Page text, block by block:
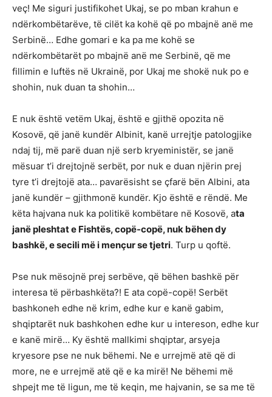
veç! Me siguri justifikohet Ukaj, se po mban krahun e
ndërkombëtarëve, të cilët ka kohë që po mbajnë anë me
Serbinë… Edhe gomari e ka pa me kohë se
ndërkombëtarët po mbajnë anë me Serbinë, që me
fillimin e luftës në Ukrainë, por Ukaj me shokë nuk po e
shohin, nuk duan ta shohin…
E nuk është vetëm Ukaj, është e gjithë opozita në
Kosovë, që janë kundër Albinit, kanë urrejtje patologjike
ndaj tij, më parë duan një serb kryeministër, se janë
mësuar t’i drejtojnë serbët, por nuk e duan njërin prej
tyre t’i drejtojë ata… pavarësisht se çfarë bën Albini, ata
janë kundër – gjithmonë kundër. Kjo është e rëndë. Me
këta hajvana nuk ka politikë kombëtare në Kosovë, ata
janë pleshtat e Fishtës, copë-copë, nuk bëhen dy
bashkë, e secili më i mençur se tjetri. Turp u qoftë.
Pse nuk mësojnë prej serbëve, që bëhen bashkë për
interesa të përbashkëta?! E ata copë-copë! Serbët
bashkoneh edhe në krim, edhe kur e kanë gabim,
shqiptarët nuk bashkohen edhe kur u intereson, edhe kur
e kanë mirë… Ky është mallkimi shqiptar, arsyeja
kryesore pse ne nuk bëhemi. Ne e urrejmë atë që di
more, ne e urrejmë atë që e ka mirë! Ne bëhemi më
shpejt me të ligun, me të keqin, me hajvanin, se sa me të